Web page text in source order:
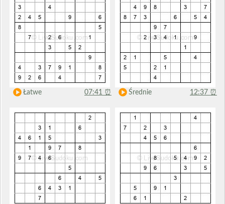
Łatwe 07:41 ⏰ Średnie 12:37 ⏰